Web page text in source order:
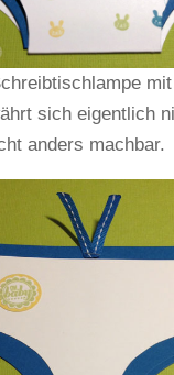
sich eigentlich
anders machbar.